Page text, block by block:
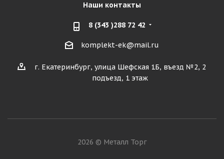
Наши контакты
8 (343 )288 72 42
komplekt-ek@mail.ru
г. Екатеринбург, улица Шефская 1Б, въезд №2, 2
подъезд, 1 этаж
2026 © Металл Торг